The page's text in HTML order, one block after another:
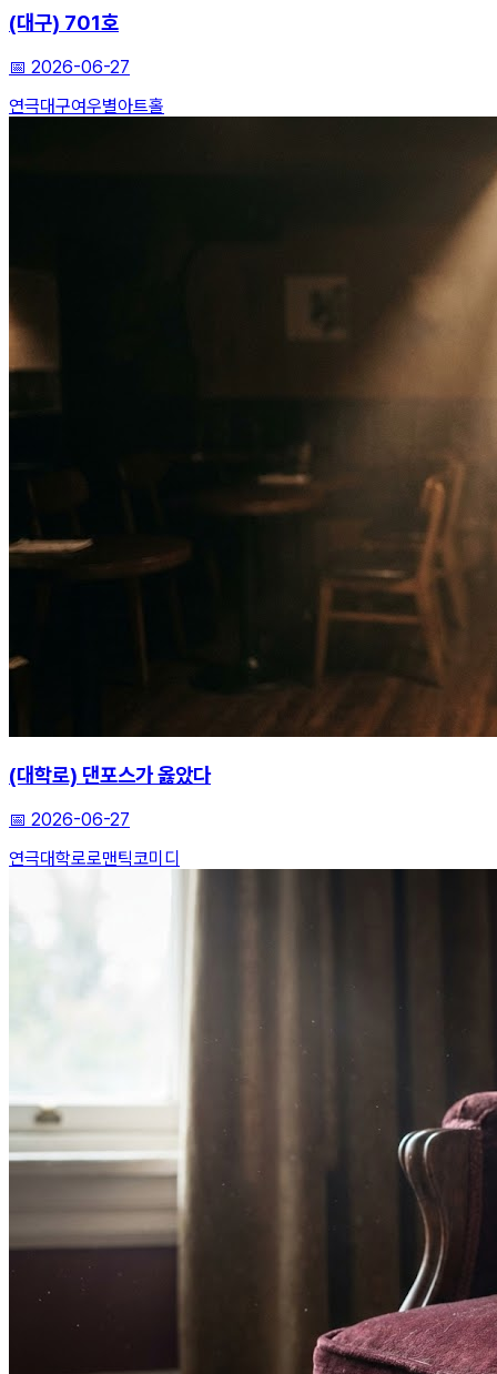
(대구) 701호
📅 2026-06-27
연극대구여우별아트홀
(대학로) 댄포스가 옳았다
📅 2026-06-27
연극대학로로맨틱코미디